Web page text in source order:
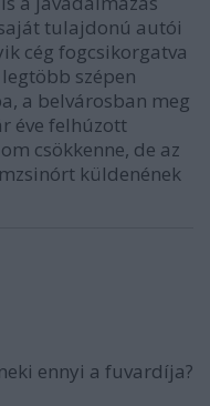
tulajdonú autói
cég fogcsikorgatva
szépen
a belvárosban meg
éve felhúzott
csökkenne, de az
küldenének
ennyi a fuvardíja?